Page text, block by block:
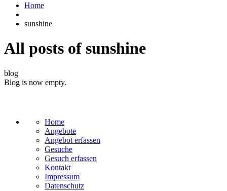
Home
sunshine
All posts of sunshine
blog
Blog is now empty.
Home
Angebote
Angebot erfassen
Gesuche
Gesuch erfassen
Kontakt
Impressum
Datenschutz